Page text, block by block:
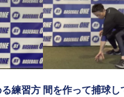
練習方 間を作って捕球